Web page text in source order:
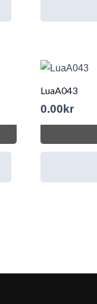
LuaA043
0.00 kr